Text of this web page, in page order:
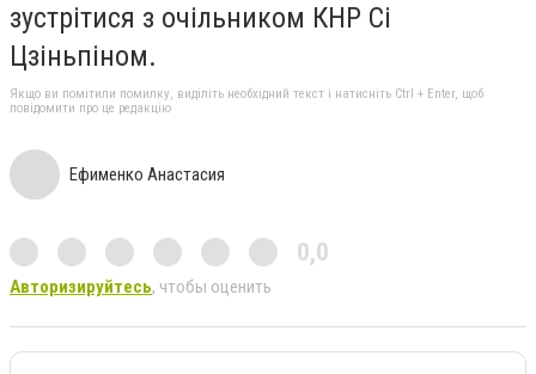
зустрітися з очільником КНР Сі
Цзіньпіном.
Якщо ви помітили помилку, виділіть необхідний текст і натисніть Ctrl + Enter, щоб
повідомити про це редакцію
Ефименко Анастасия
0,0
Авторизируйтесь, чтобы оценить